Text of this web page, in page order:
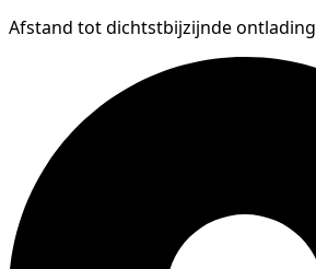
Afstand tot dichtstbijzijnde ontlading